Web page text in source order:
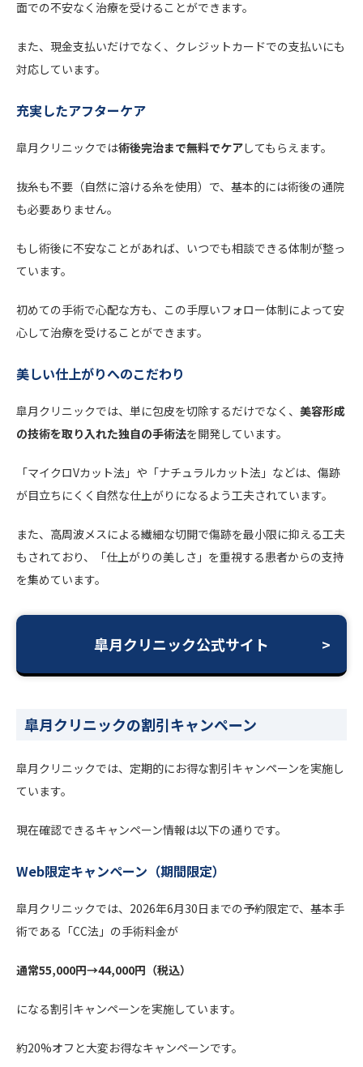
面での不安なく治療を受けることができます。
また、現金支払いだけでなく、クレジットカードでの支払いにも
対応しています。
充実したアフターケア
皐月クリニックでは術後完治まで無料でケアしてもらえます。
抜糸も不要（自然に溶ける糸を使用）で、基本的には術後の通院
も必要ありません。
もし術後に不安なことがあれば、いつでも相談できる体制が整っ
ています。
初めての手術で心配な方も、この手厚いフォロー体制によって安
心して治療を受けることができます。
美しい仕上がりへのこだわり
皐月クリニックでは、単に包皮を切除するだけでなく、 美容形成
の技術を取り入れた独自の手術法を開発しています。
「マイクロVカット法」や「ナチュラルカット法」などは、傷跡
が目立ちにくく自然な仕上がりになるよう工夫されています。
また、高周波メスによる繊細な切開で傷跡を最小限に抑える工夫
もされており、「仕上がりの美しさ」を重視する患者からの支持
を集めています。
皐月クリニック公式サイト
皐月クリニックの割引キャンペーン
皐月クリニックでは、定期的にお得な割引キャンペーンを実施し
ています。
現在確認できるキャンペーン情報は以下の通りです。
Web限定キャンペーン（期間限定）
皐月クリニックでは、2026年6月30日までの予約限定で、基本手
術である「CC法」の手術料金が
通常55,000円→44,000円（税込）
になる割引キャンペーンを実施しています。
約20%オフと大変お得なキャンペーンです。